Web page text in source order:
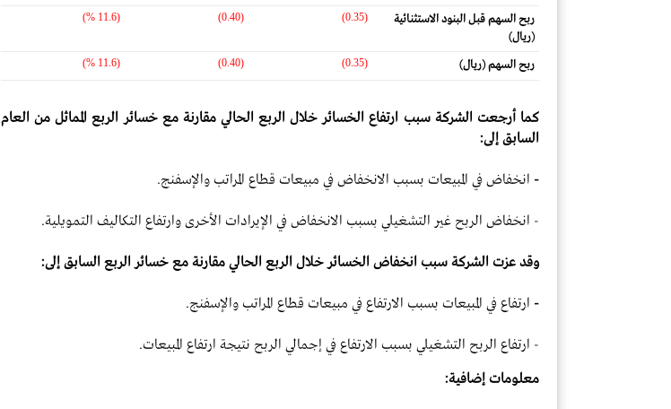
ربح السهم قبل البنود الاستثنائية
(ريال)
(0.35)
(0.40)
(11.6 %)
ربح السهم (ريال) (0.35)
(0.40)
(11.6 %)
كما أرجعت الشركة سبب ارتفاع الخسائر خلال الربع الحالي مقارنة مع خسائر الربع المماثل من العام
السابق إلى:
- انخفاض في المبيعات بسبب الانخفاض في مبيعات قطاع المراتب والإسفنج.
- انخفاض الربح غير التشغيلي بسبب الانخفاض في الإيرادات الأخرى وارتفاع التكاليف التمويلية.
وقد عزت الشركة سبب انخفاض الخسائر خلال الربع الحالي مقارنة مع خسائر الربع السابق إلى:
- ارتفاع في المبيعات بسبب الارتفاع في مبيعات قطاع المراتب والإسفنج.
- ارتفاع الربح التشغيلي بسبب الارتفاع في إجمالي الربح نتيجة ارتفاع المبيعات.
معلومات إضافية: